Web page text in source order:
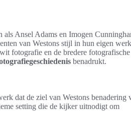
Ansel Adams en Imogen
van Westons stijl in hun eigen
fotografie en de bredere fotografische
benadrukt.
dat de ziel van Westons benadering
setting die de kijker uitnodigt om